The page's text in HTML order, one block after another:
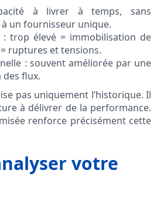
à livrer à temps, sans
un fournisseur unique.
trop élevé = immobilisation de
ruptures et tensions.
: souvent améliorée par une
flux.
pas uniquement l’historique. Il
à délivrer de la performance.
renforce précisément cette
votre